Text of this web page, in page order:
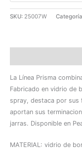
SKU: 25007W
La Línea Prisma
Fabricado en vidrio de
spray, destaca por sus
aportan sus
jarras. Disponible en
MATERIAL: vidrio de